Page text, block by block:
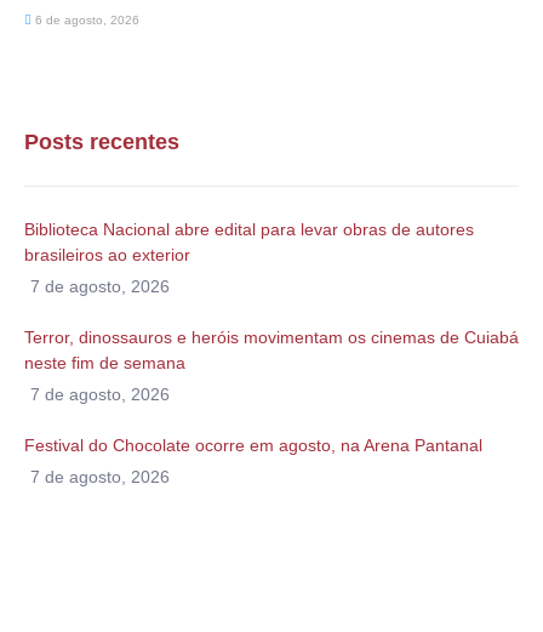
6 de agosto, 2026
Posts recentes
Biblioteca Nacional abre edital para levar obras de autores
brasileiros ao exterior
7 de agosto, 2026
Terror, dinossauros e heróis movimentam os cinemas de Cuiabá
neste fim de semana
7 de agosto, 2026
Festival do Chocolate ocorre em agosto, na Arena Pantanal
7 de agosto, 2026